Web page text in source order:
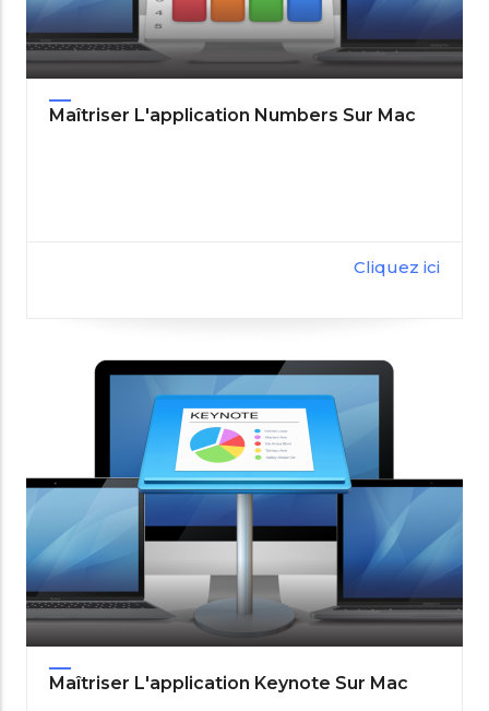
Maîtriser L'application Numbers Sur Mac
Cliquez ici
Maîtriser L'application Keynote Sur Mac